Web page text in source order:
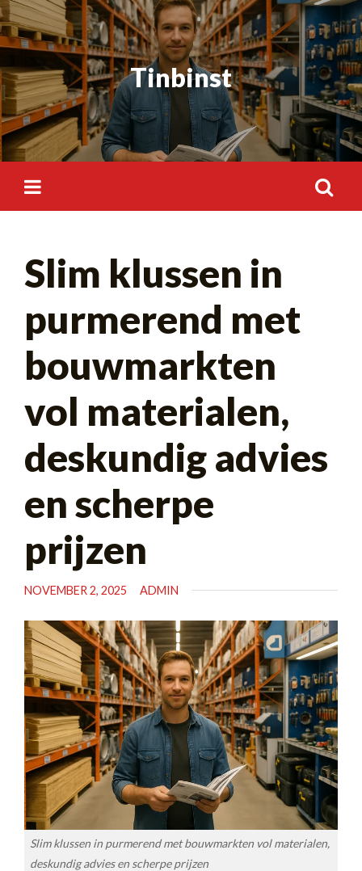
Skip
to
content
Tinbinst
Slim klussen in
purmerend met
bouwmarkten
vol materialen,
deskundig advies
en scherpe
prijzen
NOVEMBER 2, 2025 ADMIN
Slim klussen in purmerend met bouwmarkten vol materialen,
deskundig advies en scherpe prijzen